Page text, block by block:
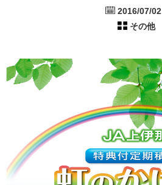
2016/07/02
その他